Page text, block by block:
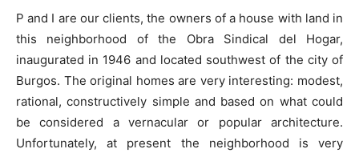
P and I are our clients, the owners of a house with land in
this neighborhood of the Obra Sindical del Hogar,
inaugurated in 1946 and located southwest of the city of
Burgos. The original homes are very interesting: modest,
rational, constructively simple and based on what could
be considered a vernacular or popular architecture.
Unfortunately, at present the neighborhood is very